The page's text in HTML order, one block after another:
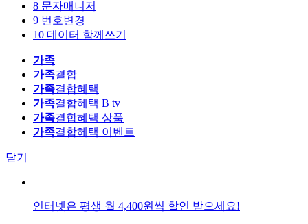
8 문자매니저
9 번호변경
10 데이터 함께쓰기
가족
가족결합
가족결합혜택
가족결합혜택 B tv
가족결합혜택 상품
가족결합혜택 이벤트
닫기
인터넷은 평생 월 4,400원씩 할인 받으세요!